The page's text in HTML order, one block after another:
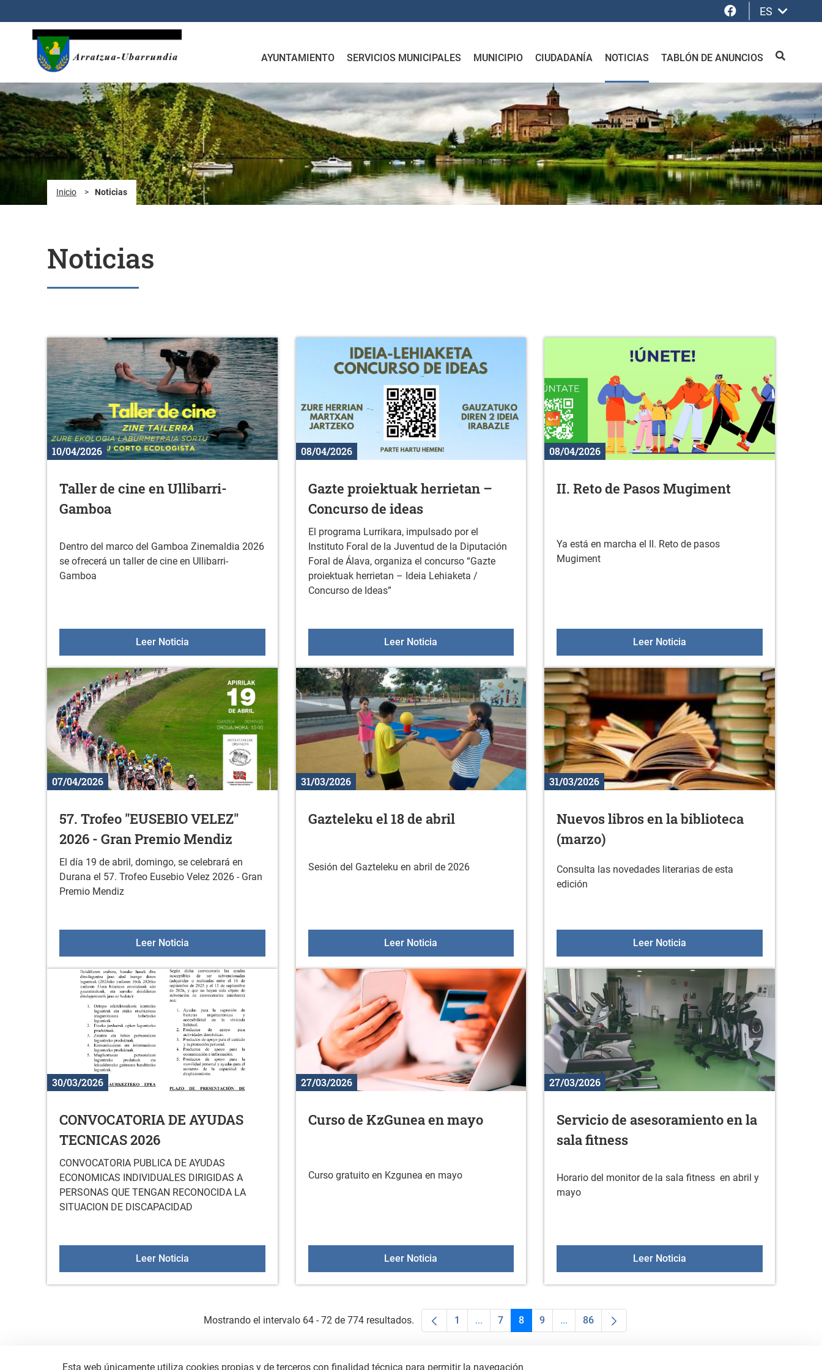
Facebook
ES
AYUNTAMIENTO SERVICIOS MUNICIPALES MUNICIPIO CIUDADANÍA NOTICIAS TABLÓN DE ANUNCIOS BUSCAR
Inicio > Noticias
Noticias
10/04/2026
Taller de cine en Ullibarri-
Gamboa
Dentro del marco del Gamboa Zinemaldia 2026
se ofrecerá un taller de cine en Ullibarri-
Gamboa
Leer NoticiaTaller de cine en Ullibarri-Gamboa
08/04/2026
Gazte proiektuak herrietan –
Concurso de ideas
El programa Lurrikara, impulsado por el
Instituto Foral de la Juventud de la Diputación
Foral de Álava, organiza el concurso “Gazte
proiektuak herrietan – Ideia Lehiaketa /
Concurso de Ideas”
Leer Noticia Gazte proiektuak herrietan – Concurso de ideas
08/04/2026
II. Reto de Pasos Mugiment
Ya está en marcha el II. Reto de pasos
Mugiment
Leer Noticia
07/04/2026
57. Trofeo "EUSEBIO VELEZ"
2026 - Gran Premio Mendiz
El día 19 de abril, domingo, se celebrará en
Durana el 57. Trofeo Eusebio Velez 2026 - Gran
Premio Mendiz
Leer Noticia57. Trofeo "EUSEBIO VELEZ" 2026 - Gran Premio Mendiz
31/03/2026
Gazteleku el 18 de abril
Sesión del Gazteleku en abril de 2026
Leer Noticia
31/03/2026
Nuevos libros en la biblioteca
(marzo)
Consulta las novedades literarias de esta
edición
Leer Noticia
30/03/2026
CONVOCATORIA DE AYUDAS
TECNICAS 2026
CONVOCATORIA PUBLICA DE AYUDAS
ECONOMICAS INDIVIDUALES DIRIGIDAS A
PERSONAS QUE TENGAN RECONOCIDA LA
SITUACION DE DISCAPACIDAD
Leer NoticiaCONVOCATORIA DE AYUDAS TECNICAS 2026
27/03/2026
Curso de KzGunea en mayo
Curso gratuito en Kzgunea en mayo
Leer Noticia
27/03/2026
Servicio de asesoramiento en la
sala fitness
Horario del monitor de la sala fitness en abril y
mayo
Leer Noticia
Mostrando el intervalo 64 - 72 de 774 resultados. Página
1 ...Páginas intermedias Use TAB para desplazarse.
Página
7 Página
8 Página
9 ...Páginas intermedias Use TAB para desplazarse.
Página
86
Esta web únicamente utiliza cookies propias y de terceros con finalidad técnica para permitir la navegación